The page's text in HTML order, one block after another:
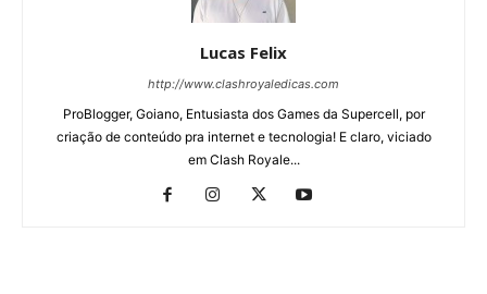
Lucas Felix
http://www.clashroyaledicas.com
ProBlogger, Goiano, Entusiasta dos Games da Supercell, por
criação de conteúdo pra internet e tecnologia! E claro, viciado
em Clash Royale...